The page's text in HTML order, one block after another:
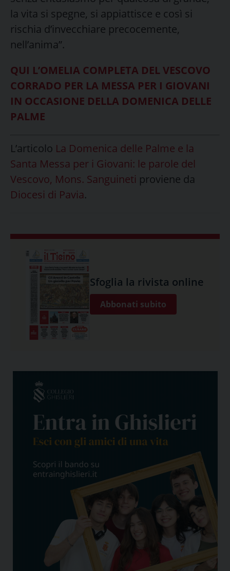
la vita si spegne, si appiattisce e così si
rischia d’invecchiare precocemente,
nell’anima”.
QUI L’OMELIA COMPLETA DEL VESCOVO
CORRADO PER LA MESSA PER I GIOVANI
IN OCCASIONE DELLA DOMENICA DELLE
PALME
L’articolo La Domenica delle Palme e la
Santa Messa per i Giovani: le parole del
Vescovo, Mons. Sanguineti proviene da
Diocesi di Pavia.
Sfoglia la rivista online
Abbonati subito